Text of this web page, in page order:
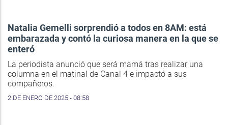
Natalia Gemelli sorprendió a todos en 8AM: está
embarazada y contó la curiosa manera en la que se
enteró
La periodista anunció que será mamá tras realizar una
columna en el matinal de Canal 4 e impactó a sus
compañeros.
2 DE ENERO DE 2025 - 08:58